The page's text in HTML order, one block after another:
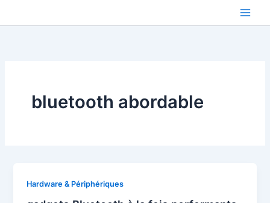
bluetooth abordable
Hardware & Périphériques